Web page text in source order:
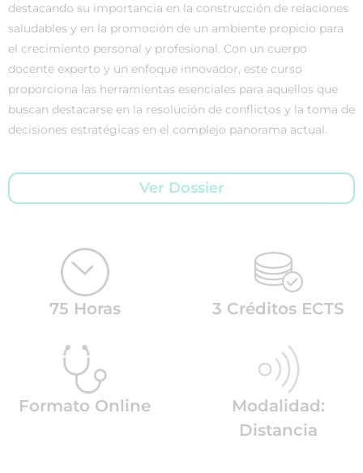
destacando su importancia en la construcción de relaciones
saludables y en la promoción de un ambiente propicio para
el crecimiento personal y profesional. Con un cuerpo
docente experto y un enfoque innovador, este curso
proporciona las herramientas esenciales para aquellos que
buscan destacarse en la resolución de conflictos y la toma de
decisiones estratégicas en el complejo panorama actual.
Ver Dossier
75 Horas 3 Créditos ECTS
Formato Online
Modalidad:
Distancia